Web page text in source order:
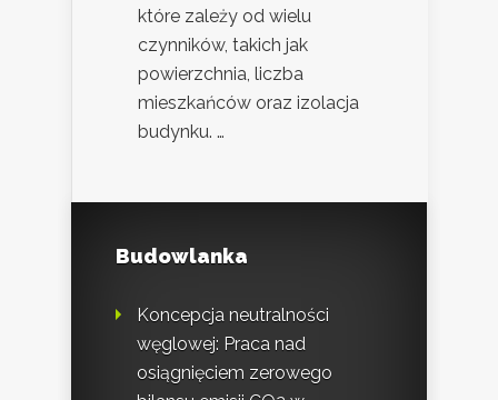
które zależy od wielu
czynników, takich jak
powierzchnia, liczba
mieszkańców oraz izolacja
budynku. …
Budowlanka
Koncepcja neutralności
węglowej: Praca nad
osiągnięciem zerowego